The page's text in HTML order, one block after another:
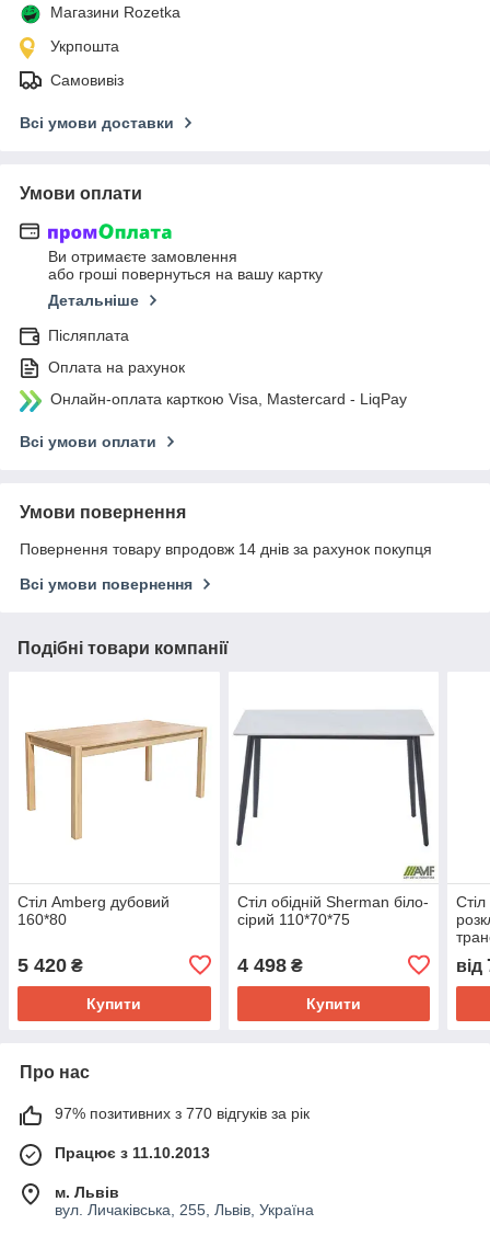
Магазини Rozetka
Укрпошта
Самовивіз
Всі умови доставки
Умови оплати
Ви отримаєте замовлення
або гроші повернуться на вашу картку
Детальніше
Післяплата
Оплата на рахунок
Онлайн-оплата карткою Visa, Mastercard - LiqPay
Всі умови оплати
Умови повернення
Повернення товару впродовж 14 днів за рахунок покупця
Всі умови повернення
Подібні товари компанії
Стіл Amberg дубовий
160*80
5 420 ₴
Купити
Стіл обідній Sherman біло-
сірий 110*70*75
4 498₴
Купити
від
Про нас
97% позитивних з 770 відгуків за рік
Працює з 11.10.2013
м. Львів
вул. Личаківська, 255, Львів, Україна